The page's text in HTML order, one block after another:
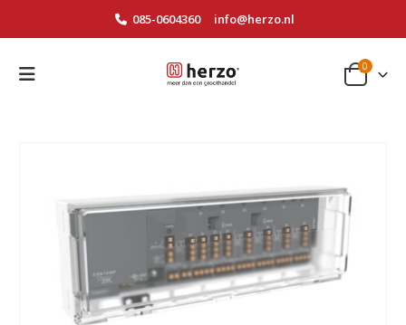
085-0604360 info@herzo.nl
0